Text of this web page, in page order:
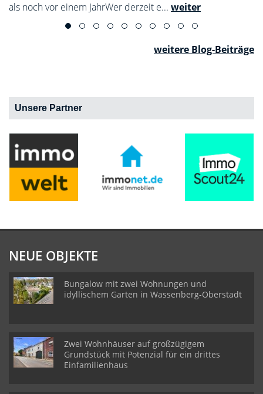
als noch vor einem JahrWer derzeit e... weiter
weitere Blog-Beiträge
Unsere Partner
NEUE OBJEKTE
Bungalow mit zwei Wohnungen und
idyllischem Garten in Wassenberg-Oberstadt
Zwei Wohnhäuser auf großzügigem
Grundstück mit Potenzial für ein drittes
Einfamilienhaus